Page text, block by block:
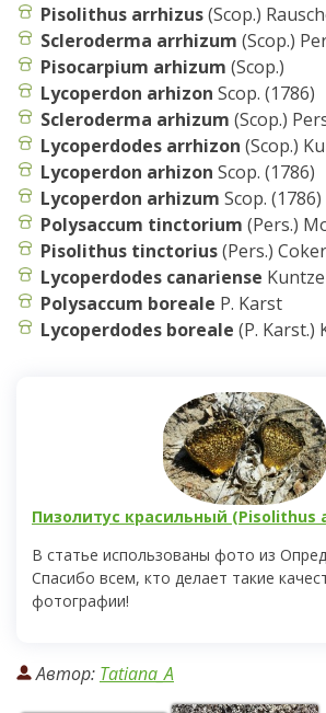
Pisolithus arrhizus(Scop.)
Scleroderma arrhizum (Scop.)
Pisocarpium arhizum (Scop.)
Lycoperdon arhizon Scop. (1786)
Scleroderma arhizum (Scop.)
Lycoperdodes arrhizon (Scop.)
Lycoperdon arhizon Scop. (1786)
Lycoperdon arhizum Scop. (1786)
Polysaccum tinctorium (Pers.)
Pisolithus tinctorius(Pers.)
Lycoperdodes canariense Kuntze
Polysaccum boreale P. Karst
Lycoperdodes boreale (P. Karst.)
Пизолитус красильный (Pisolithus
В статье использованы фото из
Спасибо всем, кто делает такие
фотографии!
Автор: Tatiana_A